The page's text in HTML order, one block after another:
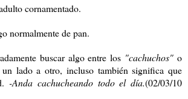
cornamentado.
normalmente de pan.
buscar algo entre los "cachuchos" o
un lado a otro, incluso también significa que
-Anda cachucheando todo el día.(02/03/10